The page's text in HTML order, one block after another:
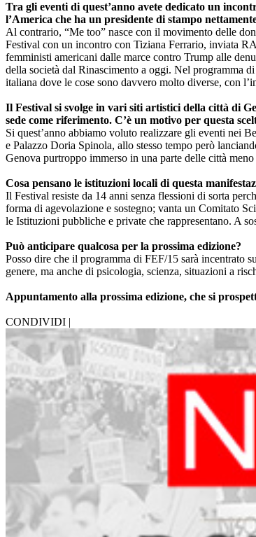
Tra gli eventi di quest’anno avete dedicato un
l’America che ha un presidente di stampo
Al contrario, “Me too” nasce con il movimento delle
Festival con un incontro con Tiziana Ferrario, inviata
femministi americani dalle marce contro Trump alle
della società dal Rinascimento a oggi. Nel programma
italiana dove le cose sono davvero molto diverse, con
Il Festival si svolge in vari siti artistici della città di
sede come riferimento. C’è un motivo per questa
Si quest’anno abbiamo voluto realizzare gli eventi nei
e Palazzo Doria Spinola, allo stesso tempo però
Genova purtroppo immerso in una parte delle città
Cosa pensano le istituzioni locali di questa
Il Festival resiste da 14 anni senza flessioni di sorta
forma di agevolazione e sostegno; vanta un Comitato
le Istituzioni pubbliche e private che rappresentano. A
Può anticipare qualcosa per la prossima edizione?
Posso dire che il programma di FEF/15 sarà incentrato
genere, ma anche di psicologia, scienza, situazioni a
Appuntamento alla prossima edizione, che si
CONDIVIDI |